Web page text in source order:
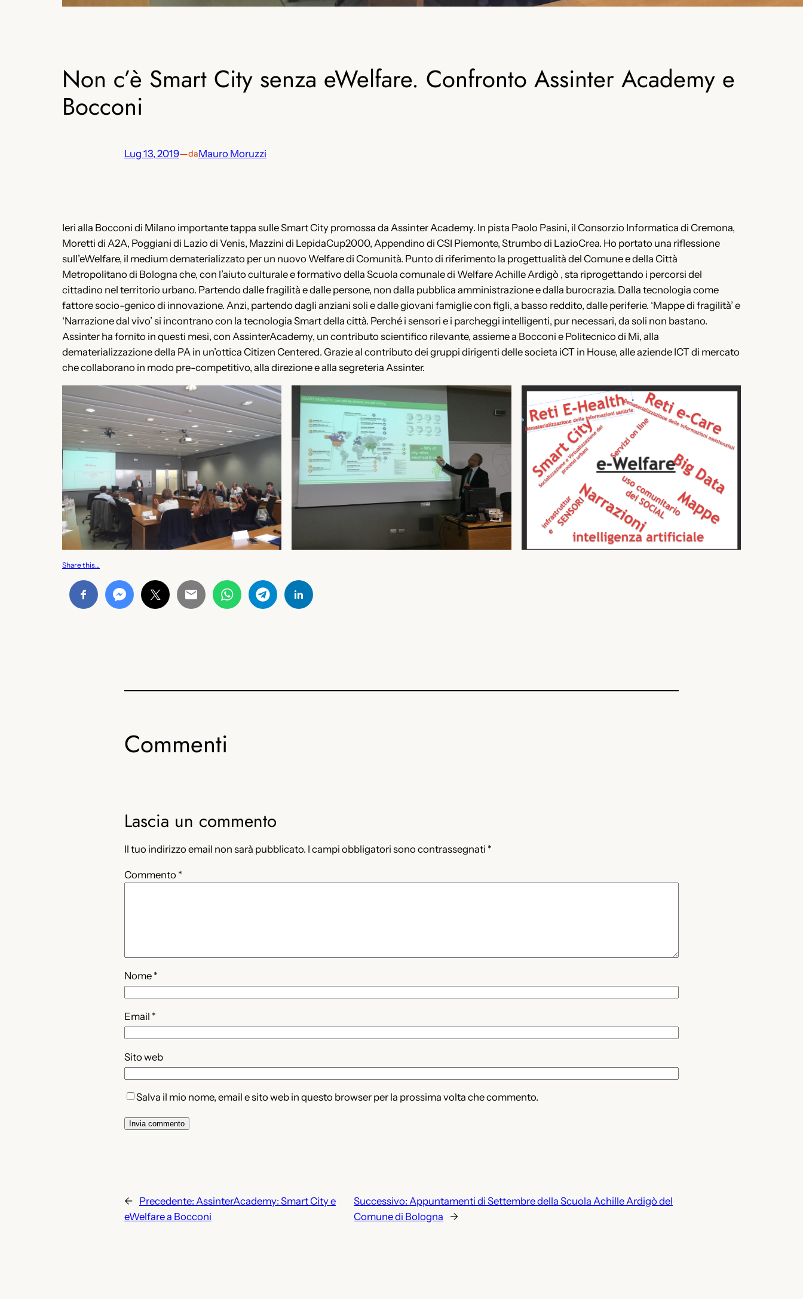
Non c’è Smart City senza eWelfare. Confronto Assinter Academy e
Bocconi
Lug 13, 2019—daMauro Moruzzi
Ieri alla Bocconi di Milano importante tappa sulle Smart City promossa da Assinter Academy. In pista Paolo Pasini, il Consorzio Informatica di Cremona,
Moretti di A2A, Poggiani di Lazio di Venis, Mazzini di LepidaCup2000, Appendino di CSI Piemonte, Strumbo di LazioCrea. Ho portato una riflessione
sull’eWelfare, il medium dematerializzato per un nuovo Welfare di Comunità. Punto di riferimento la progettualità del Comune e della Città
Metropolitano di Bologna che, con l’aiuto culturale e formativo della Scuola comunale di Welfare Achille Ardigò , sta riprogettando i percorsi del
cittadino nel territorio urbano. Partendo dalle fragilità e dalle persone, non dalla pubblica amministrazione e dalla burocrazia. Dalla tecnologia come
fattore socio-genico di innovazione. Anzi, partendo dagli anziani soli e dalle giovani famiglie con figli, a basso reddito, dalle periferie. ‘Mappe di fragilità’ e
‘Narrazione dal vivo’ si incontrano con la tecnologia Smart della città. Perché i sensori e i parcheggi intelligenti, pur necessari, da soli non bastano.
Assinter ha fornito in questi mesi, con AssinterAcademy, un contributo scientifico rilevante, assieme a Bocconi e Politecnico di Mi, alla
dematerializzazione della PA in un’ottica Citizen Centered. Grazie al contributo dei gruppi dirigenti delle societa iCT in House, alle aziende ICT di mercato
che collaborano in modo pre-competitivo, alla direzione e alla segreteria Assinter.
Share this…
Commenti
Lascia un commento
Il tuo indirizzo email non sarà pubblicato. I campi obbligatori sono contrassegnati *
Commento *
Nome *
Email *
Sito web
Salva il mio nome, email e sito web in questo browser per la prossima volta che commento.
← Precedente: AssinterAcademy: Smart City e
eWelfare a Bocconi
Successivo:Appuntamenti di Settembre della Scuola Achille Ardigò del
Comune di Bologna
→